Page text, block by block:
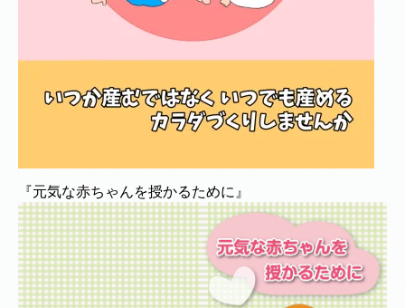
『元気な赤ちゃんを授かるために』